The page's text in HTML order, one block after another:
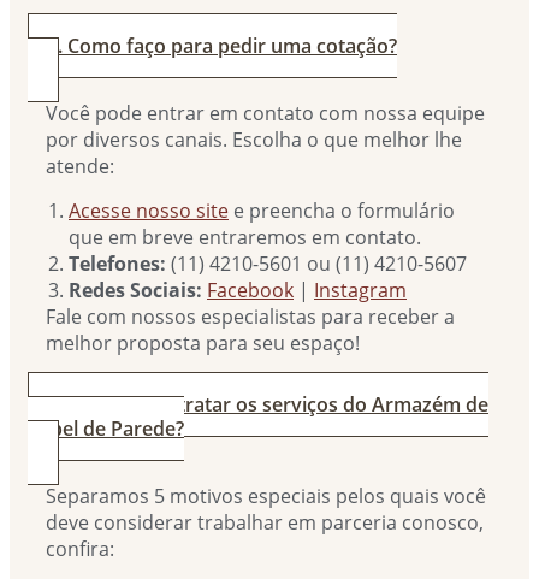
2. Como faço para pedir uma cotação?
Você pode entrar em contato com nossa equipe
por diversos canais. Escolha o que melhor lhe
atende:
Acesse nosso site e preencha o formulário
que em breve entraremos em contato.
Telefones: (11) 4210-5601 ou (11) 4210-5607
Redes Sociais: Facebook | Instagram
Fale com nossos especialistas para receber a
melhor proposta para seu espaço!
3. Por que contratar os serviços do Armazém de
Papel de Parede?
Separamos 5 motivos especiais pelos quais você
deve considerar trabalhar em parceria conosco,
confira: